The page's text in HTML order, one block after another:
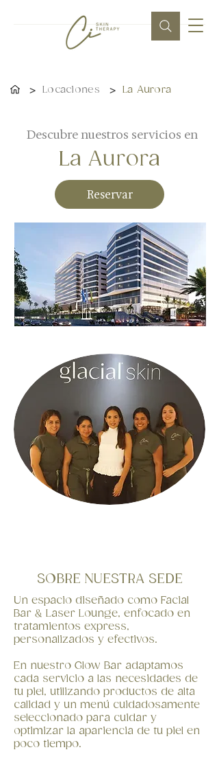
> Locaciones > La Aurora
Descubre nuestros servicios en
La Aurora
Reservar
SOBRE NUESTRA SEDE
Un espacio diseñado como Facial
Bar & Laser Lounge, enfocado en
tratamientos express,
personalizados y efectivos.
En nuestro Glow Bar adaptamos
cada servicio a las necesidades de
tu piel, utilizando productos de alta
calidad y un menú cuidadosamente
seleccionado para cuidar y
optimizar la apariencia de tu piel en
poco tiempo.